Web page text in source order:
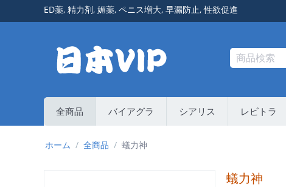
ED薬, 精力剤, 媚薬, ペニス増大, 早漏防止,性欲促進
全商品 バイアグラ シアリス レビトラ
ホーム / 全商品 / 蟻力神
蟻力神